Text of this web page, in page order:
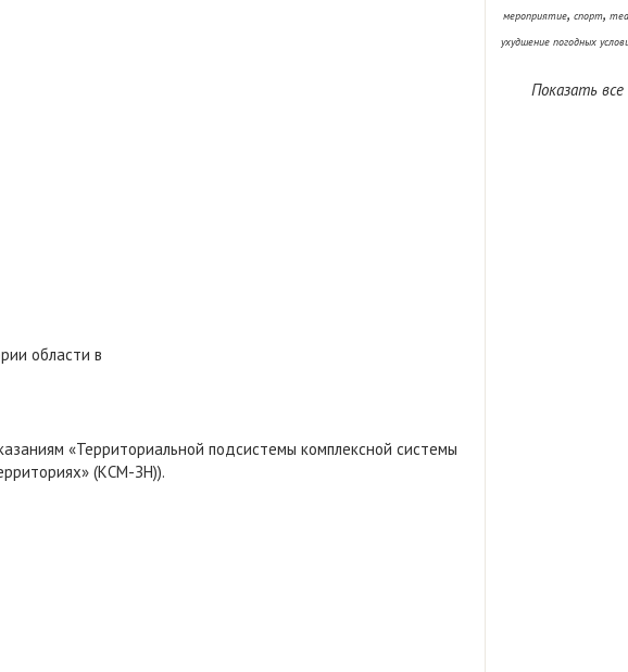
области в
«Территориальной подсистемы комплексной системы
(КСМ-ЗН)).
мероприятие, спорт,
ухудшение погодных
Показать